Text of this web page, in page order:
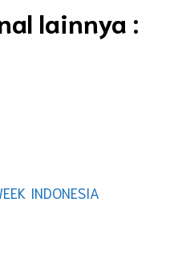
lainnya :
INDONESIA